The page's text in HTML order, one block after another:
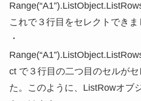
これで３行目をセレクトできま
・
ct で３行目の二つ目のセルが
た。このように、 ListRowオブ